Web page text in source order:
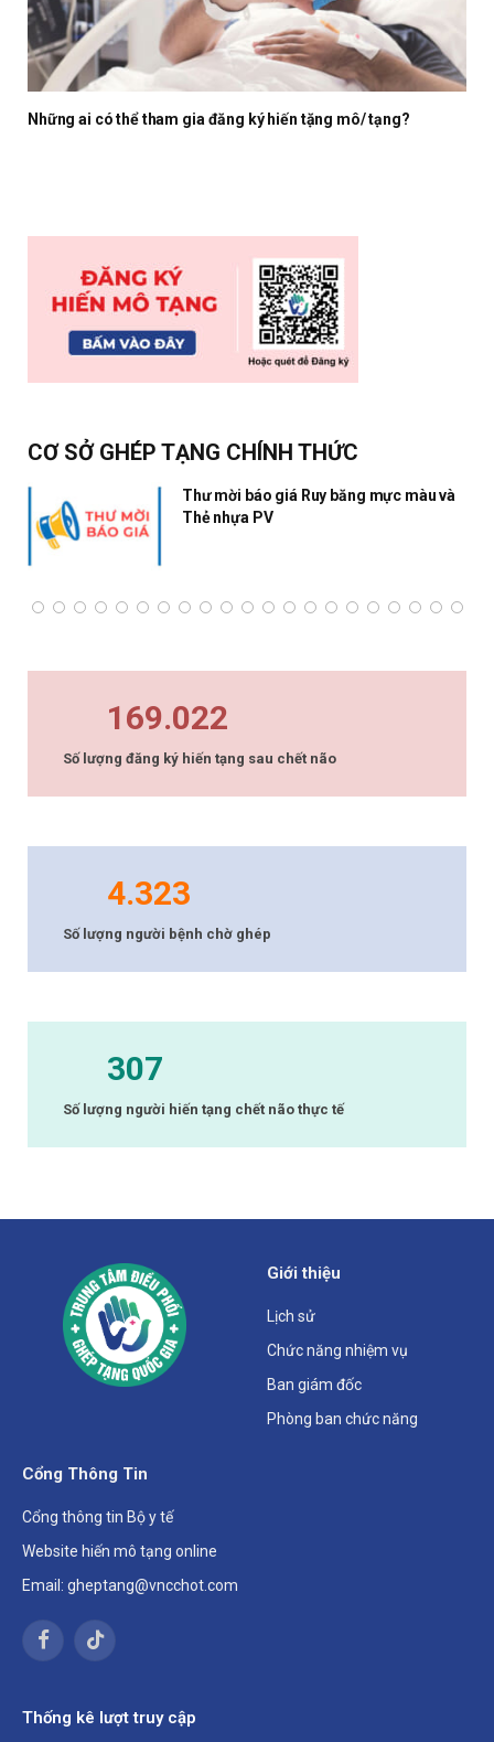
Những ai có thể tham gia đăng ký hiến tặng mô/ tạng?
CƠ SỞ GHÉP TẠNG CHÍNH THỨC
Thư mời báo giá Ruy băng mực màu và
Thẻ nhựa PV
169.022
Số lượng đăng ký hiến tạng sau chết não
4.323
Số lượng người bệnh chờ ghép
307
Số lượng người hiến tạng chết não thực tế
Giới thiệu
Lịch sử
Chức năng nhiệm vụ
Ban giám đốc
Phòng ban chức năng
Cổng Thông Tin
Cổng thông tin Bộ y tế
Website hiến mô tạng online
Email: gheptang@vncchot.com
FacebookTikTok
Thống kê lượt truy cập